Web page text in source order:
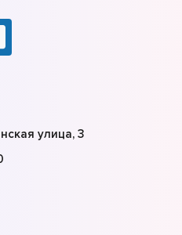
улица, 3